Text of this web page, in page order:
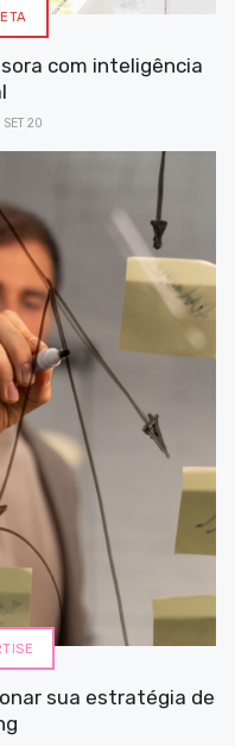
com inteligência
SET 20
sua estratégia de